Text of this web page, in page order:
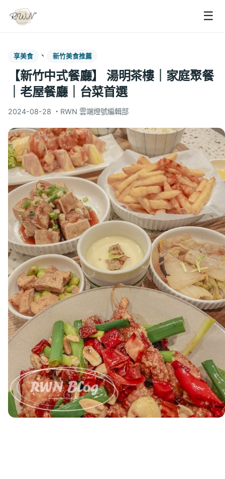
☰
享美食 、 新竹美食推薦
【新竹中式餐廳】 湯明茶樓｜家庭聚餐
｜老屋餐廳｜台菜首選
2024-08-28 ・ RWN 雲端燈號編輯部